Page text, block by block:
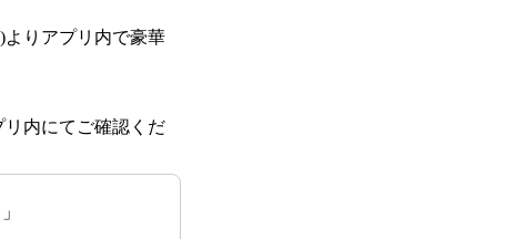
よりアプリ内で豪華
内にてご確認くだ